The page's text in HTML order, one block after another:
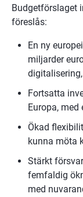
Budgetförslaget
föreslås:
En ny
miljarder
Fortsatta
Europa,
Ökad
kunna möta
Stärkt
femfaldig
med